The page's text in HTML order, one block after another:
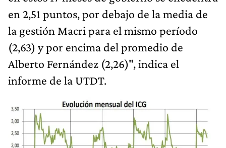
en 2,51 puntos, por debajo de la media de
la gestión Macri para el mismo período
(2,63) y por encima del promedio de
Alberto Fernández (2,26)", indica el
informe de la UTDT.